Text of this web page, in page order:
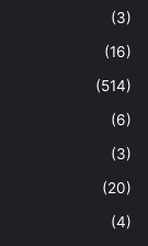
(3)
(16)
(514)
(6)
(3)
(20)
(4)